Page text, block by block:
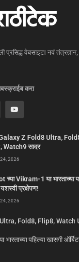
प्रसिद्ध वेबसाइट! नवं
करा
Z Fold8 Ultra,
Watch9 सादर
24, 2026
च्या Vikram-1 या भारताच्या
प्रक्षेपण!
24, 2026
Fold8, Flip8, Watch
पहिल्या खासगी